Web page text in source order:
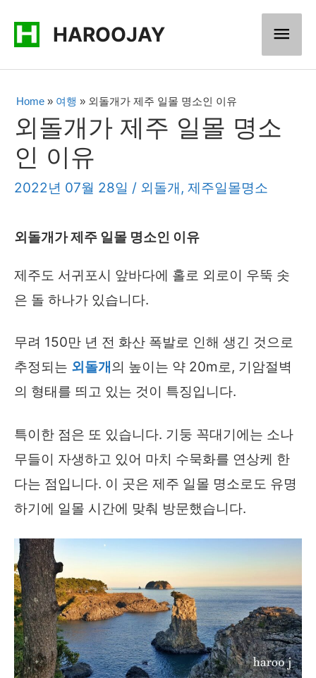
HAROOJAY
메
인
뉴
Home » 여행 » 외돌개가 제주 일몰 명소인 이유
외돌개가 제주 일몰 명소
인 이유
2022년 07월 28일 / 외돌개, 제주일몰명소
외돌개가 제주 일몰 명소인 이유
제주도 서귀포시 앞바다에 홀로 외로이 우뚝 솟
은 돌 하나가 있습니다.
무려 150만 년 전 화산 폭발로 인해 생긴 것으로
추정되는 외돌개 의 높이는 약 20m로, 기암절벽
의 형태를 띄고 있는 것이 특징입니다.
특이한 점은 또 있습니다. 기둥 꼭대기에는 소나
무들이 자생하고 있어 마치 수묵화를 연상케 한
다는 점입니다. 이 곳은 제주 일몰 명소로도 유명
하기에 일몰 시간에 맞춰 방문했습니다.